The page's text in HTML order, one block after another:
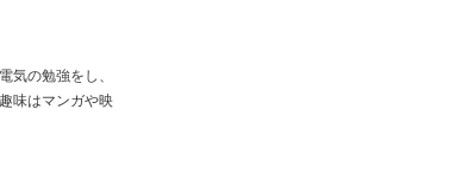
気の勉強をし、
味はマンガや映